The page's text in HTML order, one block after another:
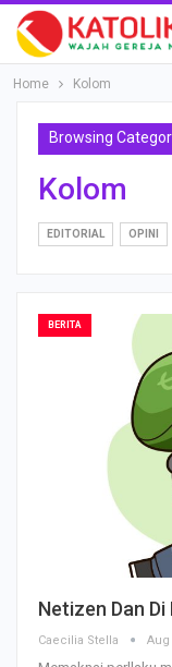
Home Kolom
Browsing
Kolom
EDITORIAL OPINI
BERITA
Netizen Dan
Caecilia Stella Aug